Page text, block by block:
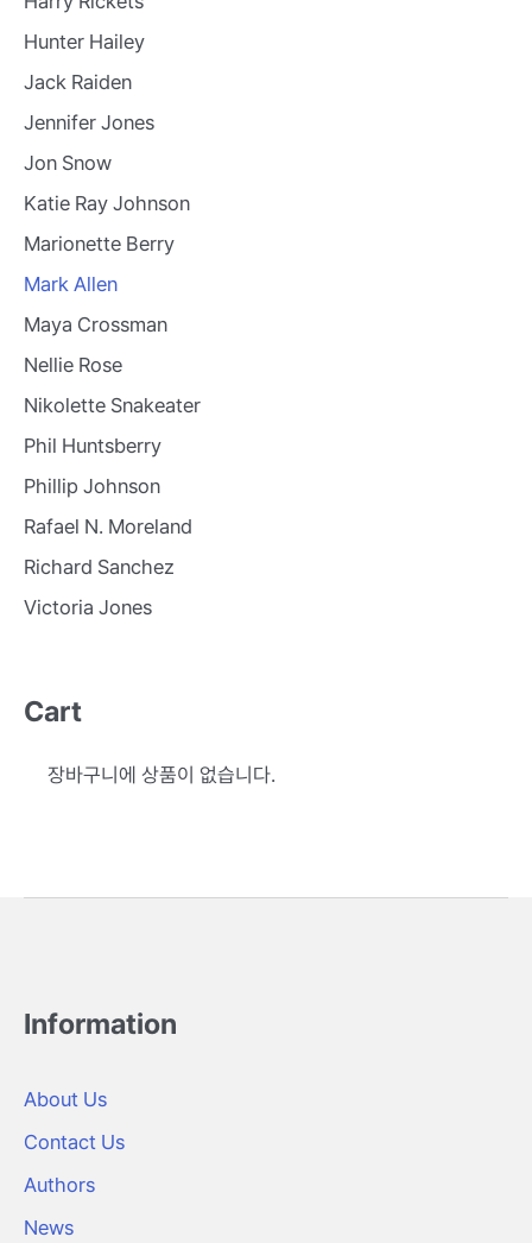
Hunter Hailey
Jack Raiden
Jennifer Jones
Jon Snow
Katie Ray Johnson
Marionette Berry
Mark Allen
Maya Crossman
Nellie Rose
Nikolette Snakeater
Phil Huntsberry
Phillip Johnson
Rafael N. Moreland
Richard Sanchez
Victoria Jones
Cart
장바구니에 상품이 없습니다.
Information
About Us
Contact Us
Authors
News